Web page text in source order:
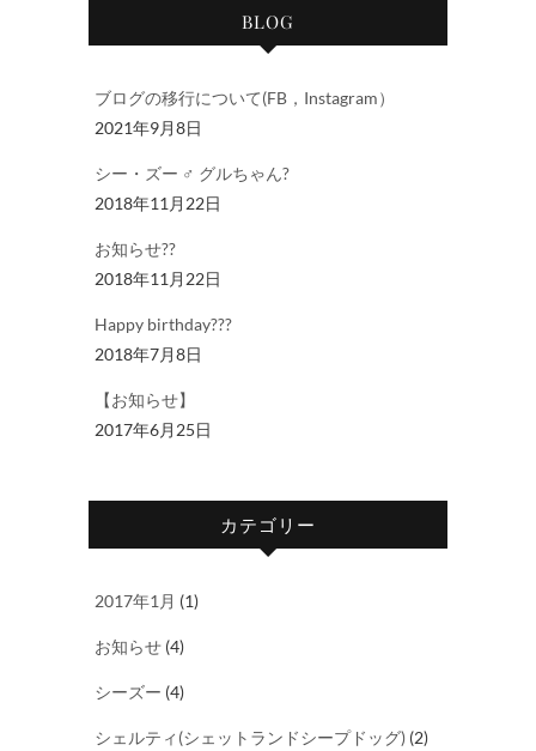
BLOG
ブログの移行について(FB，Instagram）
2021年9月8日
シー・ズー ♂ グルちゃん?
2018年11月22日
お知らせ??
2018年11月22日
Happy birthday???
2018年7月8日
【お知らせ】
2017年6月25日
カテゴリー
2017年1月 (1)
お知らせ (4)
シーズー (4)
シェルティ(シェットランドシープドッグ) (2)